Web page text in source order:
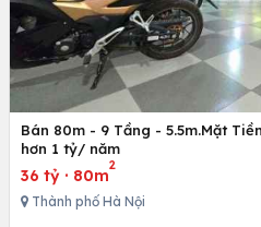
Bán 80m - 9 Tầng - 5.5m.Mặt
hơn 1 tỷ/ năm
36 tỷ · 80m
2
Thành phố Hà Nội